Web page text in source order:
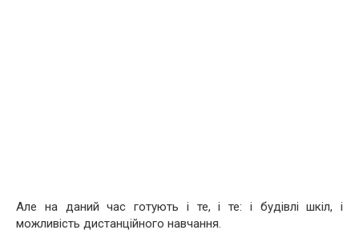
Але на даний час готують і те, і те: і будівлі шкіл, і
можливість дистанційного навчання.